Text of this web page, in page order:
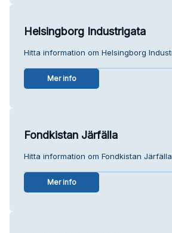
Helsingborg Industrigata
Hitta information om Helsingborg
Mer info
Fondkistan Järfälla
Hitta information om Fondkistan
Mer info